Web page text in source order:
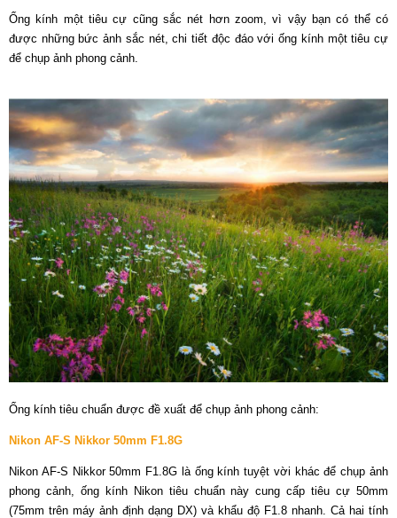
Ống kính một tiêu cự cũng sắc nét hơn zoom, vì vậy bạn có thể có
được những bức ảnh sắc nét, chi tiết độc đáo với ống kính một tiêu cự
để chụp ảnh phong cảnh.
Ống kính tiêu chuẩn được đề xuất để chụp ảnh phong cảnh:
Nikon AF-S Nikkor 50mm F1.8G
Nikon AF-S Nikkor 50mm F1.8G là ống kính tuyệt vời khác để chụp ảnh
phong cảnh, ống kính Nikon tiêu chuẩn này cung cấp tiêu cự 50mm
(75mm trên máy ảnh định dạng DX) và khẩu độ F1.8 nhanh. Cả hai tính